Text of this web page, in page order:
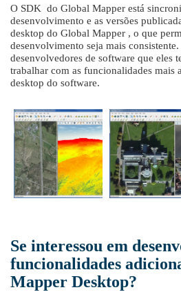
O SDK do Global Mapper está
desenvolvimento e as versões
desktop do Global Mapper , o que
desenvolvimento seja mais consistente.
desenvolvedores de software que eles
trabalhar com as funcionalidades mais
desktop do software.
Se interessou em
funcionalidades
Mapper Desktop?